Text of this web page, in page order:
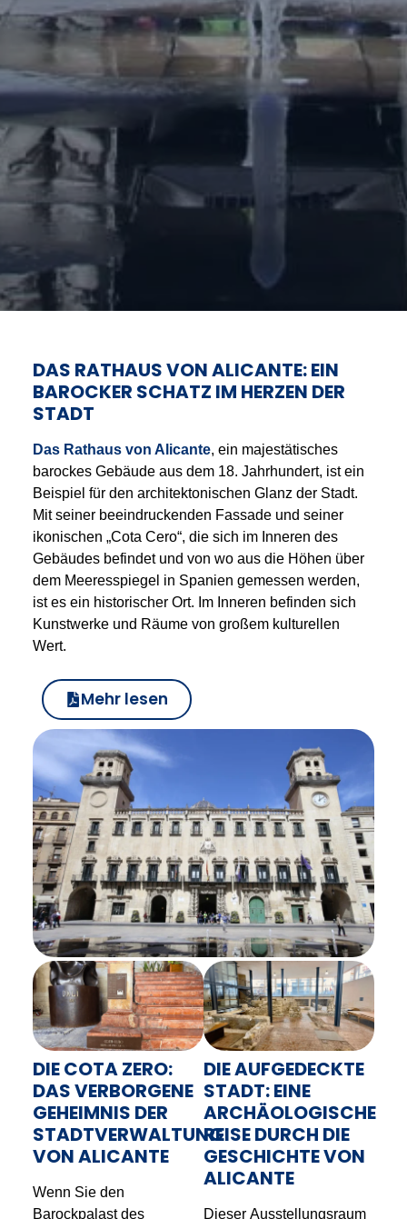
DAS RATHAUS VON ALICANTE: EIN
BAROCKER SCHATZ IM HERZEN DER
STADT
Das Rathaus von Alicante, ein majestätisches
barockes Gebäude aus dem 18. Jahrhundert, ist ein
Beispiel für den architektonischen Glanz der Stadt.
Mit seiner beeindruckenden Fassade und seiner
ikonischen „Cota Cero“, die sich im Inneren des
Gebäudes befindet und von wo aus die Höhen über
dem Meeresspiegel in Spanien gemessen werden,
ist es ein historischer Ort. Im Inneren befinden sich
Kunstwerke und Räume von großem kulturellen
Wert.
Mehr lesen
DIE COTA ZERO:
DAS VERBORGENE
GEHEIMNIS DER
STADTVERWALTUNG
VON ALICANTE
Wenn Sie den
Barockpalast des
DIE AUFGEDECKTE
STADT: EINE
ARCHÄOLOGISCHE
REISE DURCH DIE
GESCHICHTE VON
ALICANTE
Dieser Ausstellungsraum